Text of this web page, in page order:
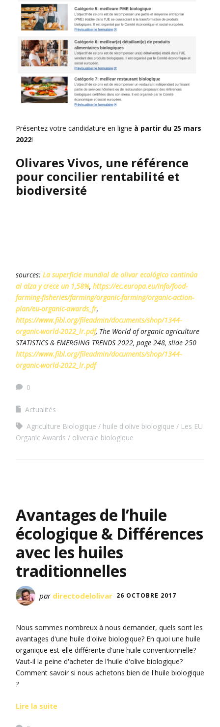
Présentez votre candidature en ligne à partir du 25 mars
2022!
Olivares Vivos, une référence
pour concilier rentabilité et
biodiversité
sources: La superficie mundial de olivar ecológico continúa
al alza y crece un 1,58%, https://ec.europa.eu/info/food-
farming-fisheries/farming/organic-farming/organic-action-
plan/eu-organic-awards_fr,
https://www.fibl.org/fileadmin/documents/shop/1344-
organic-world-2022_lr.pdf, The World of organic agriculture
STATISTICS & EMERGING TRENDS 2022, page 248, slide 250
https://www.fibl.org/fileadmin/documents/shop/1344-
organic-world-2022_lr.pdf
0
Actualités
Agriculture Biologique
huile d'olive biologique
Les EU
Organic Awards
oliveraie biologique
Avantages de l’huile
écologique & Différences
avec les huiles
traditionnelles
par directodelolivar 26 OCTOBRE 2017
Nous sommes nombreux à nous demander, quels sont les
avantages d'une huile d'olive biologique? En quoi une huile
organique est-elle différente d'une huile conventionnelle?
Vaut-il la peine d'acheter de l'huile d'olive biologique?
Comment savoir si nous achetons bien de l'huile biologique
?
Lire la suite